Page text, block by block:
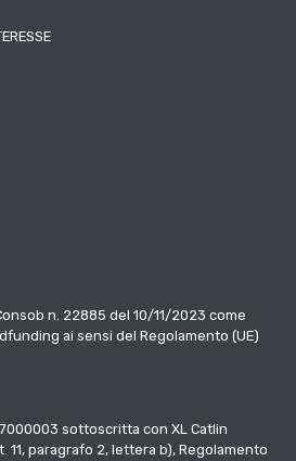
n. 22885 del 10/11/2023 come
ai sensi del Regolamento (UE)
sottoscritta con XL Catlin
11, paragrafo 2, lettera b), Regolamento